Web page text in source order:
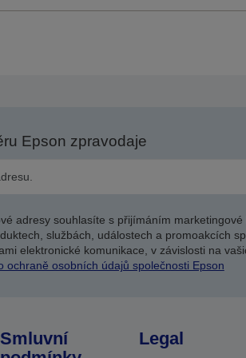
Epson zpravodaje
adresy souhlasíte s přijímáním
službách, událostech a promoakcích
elektronické komunikace, v závislosti na
ochraně osobních údajů společnosti Epson
Smluvní
Legal